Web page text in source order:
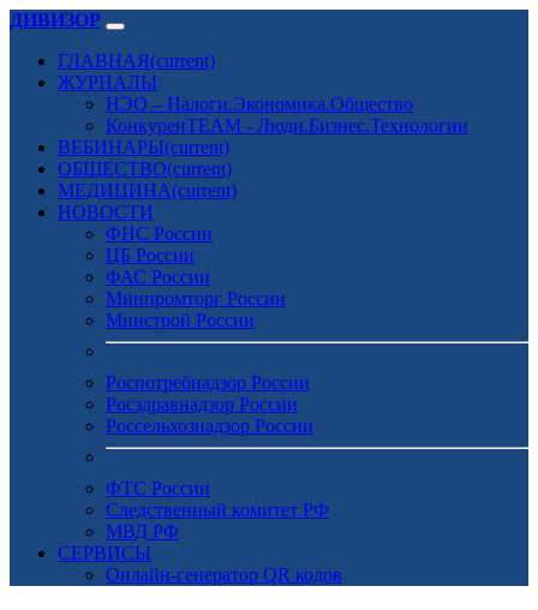
ДИВИЗОР
ГЛАВНАЯ(current)
ЖУРНАЛЫ
НЭО – Налоги.Экономика.Общество
КонкуренTEAM - Люди.Бизнес.Технологии
ВЕБИНАРЫ(current)
ОБЩЕСТВО(current)
МЕДИЦИНА(current)
НОВОСТИ
ФНС России
ЦБ России
ФАС России
Минпромторг России
Минстрой России
Роспотребнадзор России
Росздравнадзор России
Россельхознадзор России
ФТС России
Следственный комитет РФ
МВД РФ
СЕРВИСЫ
Онлайн-генератор QR кодов